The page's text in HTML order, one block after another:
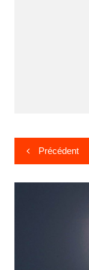
Navigation
de
l’article
Précédent